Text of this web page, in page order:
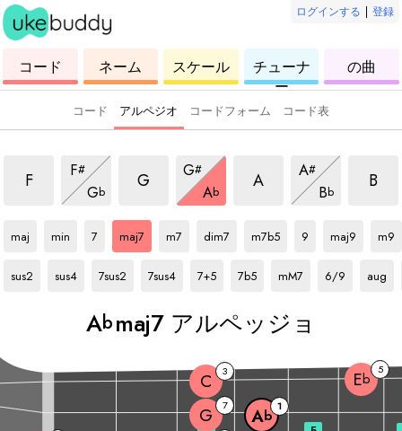
ログインする | 登録
ク
レ
コード
コ
ー
ド
ネーム
ウ
ク
レ
レ
スケール
ク
レ
レ
チューナ
ー
ク
レ
の曲
コード アルペジオ コードフォーム コード表
ョF
maj7 アルペッジョ
F#
maj7 アルペッジョ
Gb
maj7 アルペッジョ
G
maj7 アルペッジョ
G#
maj7 アルペッジョ
Ab
maj7 アルペッジョ
A
maj7 アルペッジョ
A#
maj7 アルペッジ
Bb
maj7 アルペ
B
maj
min
7
maj7
アルペッジョ
Ab
m7
アルペッジョ
Ab
dim7
アルペッジョ
m7b5
9
maj9
m9
sus2
sus4
アルペッジョ
7sus2
アルペッジョ
Ab
7sus4
アルペッジョ
7+5
7b5
mM7
6/9
aug
Abmaj7 アルペッジョ
G 7 Ab 1
C 3 Eb 5